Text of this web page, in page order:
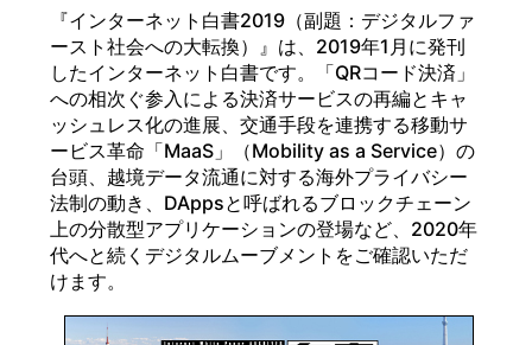
『インターネット白書2019（副題：デジタルファ
ースト社会への大転換）』は、2019年1月に発刊
したインターネット白書です。「QRコード決済」
への相次ぐ参入による決済サービスの再編とキャ
ッシュレス化の進展、交通手段を連携する移動サ
ービス革命「MaaS」（Mobility as a Service）の
台頭、越境データ流通に対する海外プライバシー
法制の動き、DAppsと呼ばれるブロックチェーン
上の分散型アプリケーションの登場など、2020年
代へと続くデジタルムーブメントをご確認いただ
けます。